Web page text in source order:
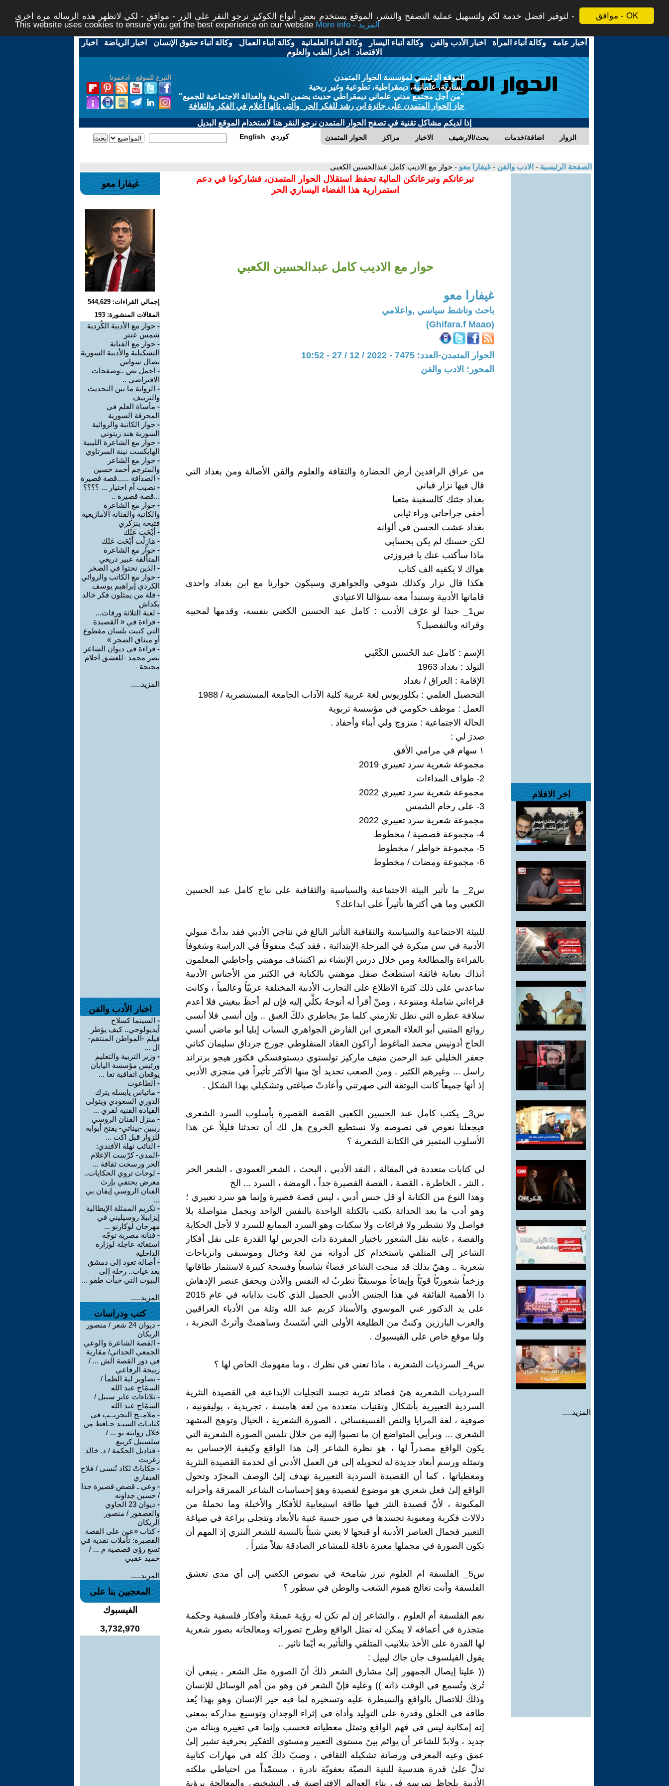
موافق - OK
لتوفير افضل خدمة لكم ولتسهيل عملية التصفح والنشر، الموقع يستخدم بعض أنواع الكوكيز نرجو النقر على الزر - موافق - لكي لاتظهر هذه الرسالة مرة اخرى -
This website uses cookies to ensure you get the best experience on our website
More info - المزيد
أخبار عامة -وكالة أنباء المرأة - اخبار الأدب والفن -وكالة أنباء اليسار -وكالة أنباء العلمانية -وكالة أنباء العمال -وكالة أنباء حقوق الإنسان - اخبار الرياضة - اخبار
الاقتصاد - اخبار الطب والعلوم
التبرع للموقع - ادعمونا
الموقع الرئيسي لمؤسسة الحوار المتمدن
يسارية، علمانية، ديمقراطية، تطوعية وغير ربحية
"من أجل مجتمع مدني علماني ديمقراطي حديث يضمن الحرية والعدالة الاجتماعية للجميع"
حاز الحوار المتمدن على جائزة ابن رشد للفكر الحر والتى نالها أعلام في الفكر والثقافة
إذا لديكم مشاكل تقنية في تصفح الحوار المتمدن نرجو النقر هنا لاستخدام الموقع البديل
الحوار المتمدن مراكز الاخبار بحث/الارشيف اضافة/خدمات الزوار English كوردي
الصفحة الرئيسية - الادب والفن - غيفارا معو - حوار مع الاديب كامل عبدالحسين الكعبي
اخر الافلام
المزيد.....
تبرعاتكم وتبرعاتكن المالية تحفظ استقلال الحوار المتمدن، فشاركونا في دعم
استمرارية هذا الفضاء اليساري الحر
حوار مع الاديب كامل عبدالحسين الكعبي
غيفارا معو
باحث وناشط سياسي ,واعلامي
(Ghifara.f Maao)
الحوار المتمدن-العدد: 7475 - 2022 / 12 / 27 - 10:52
المحور: الادب والفن
من عراق الرافدين أرض الحضارة والثقافة والعلوم والفن الأصالة ومن بغداد التي
قال فيها نزار قباني
بغداد جئتك كالسفينة متعبا
أخفي جراحاتي وراء ثيابي
بغداد عشت الحسن في ألوانه
لكن حسنك لم يكن بحسابي
ماذا سأكتب عنك يا فيروزتي
هواك لا يكفيه الف كتاب
هكذا قال نزار وكذلك شوقي والجواهري وسيكون حوارنا مع ابن بغداد واحدى
قاماتها الأدبية وسنبدأ معه بسؤالنا الاعتيادي
س1_ حبذا لو عرّف الأديب : كامل عبد الحسين الكعبي بنفسه، وقدمها لمحبيه
وقرائه وبالتفصيل؟
الإسم : كامل عبد الحُسين الكَعْبِي
التولد : بغداد 1963
الإقامة : العراق / بغداد
التحصيل العلمي : بكلوريوس لغة عربية كلية الآداب الجامعة المستنصرية / 1988
العمل : موظف حكومي في مؤسسة تربوية
الحالة الاجتماعية : متزوج ولي أبناء وأحفاد .
صدرَ لي :
١ سهام في مرامي الأفق
مجموعة شعرية سرد تعبيري 2019
2- طواف المداءات
مجموعة شعرية سرد تعبيري 2022
3- على رخام الشمس
مجموعة شعرية سرد تعبيري 2022
4- مجموعة قصصية / مخطوط
5- مجموعة خواطر / مخطوط
6- مجموعة ومضات / مخطوط
س2_ ما تأثير البيئة الاجتماعية والسياسية والثقافية على نتاج كامل عبد الحسين
الكعبي وما هي أكثرها تأثيراً على ابداعك؟
للبيئة الاجتماعية والسياسية والثقافية التأثير البالغ في نتاجي الأدبي فقد بدأتْ ميولي
الأدبية في سن مبكرة في المرحلة الإبتدائية ، فقد كنتُ متفوقاً في الدراسة وشغوفاً
بالقراءة والمطالعة ومن خلال درس الإنشاء تم اكتشاف موهبتي وأحاطني المعلمون
آنذاك بعناية فائقة استطعتُ صقل موهبتي بالكتابة في الكثير من الأجناس الأدبية
ساعدني على ذلك كثرة الاطلاع على التجارب الأدبية المختلفة عربيّاً وعالمياً ، وكانت
قراءاتي شاملة ومتنوعة ، ومنْ أقرأ له أتوجهُ بكلِّي إليه فإن لم أحظَ ببغيتي فلا أعدم
سلافة عطره التي تظل تلازمني كلما مرّ بخاطري ذلكَ العبق .. وإن أنسى فلا أنسى
روائع المتنبي أبو العلاء المعري ابن الفارض الجواهري السياب إيليا أبو ماضي أنسي
الحاج أدونيس محمد الماغوط أراكون العقاد المنفلوطي جورج جرداق سليمان كتاني
جعفر الخليلي عبد الرحمن منيف ماركيز تولستوي ديستوفسكي فكتور هيجو برتراند
راسل ... وغيرهم الكثير . ومن الصعب تحديد أيّ منها الأكثر تأثيراً في منجزي الأدبي
إذ أنها جميعاً كانت البوتقة التي صهرتني وأعادتْ صياغتي وتشكيلي بهذا الشكل .
س3_ يكتب كامل عبد الحسين الكعبي القصة القصيرة بأسلوب السرد الشعري
فيجعلنا نغوص في نصوصه ولا نستطيع الخروج هل لك أن تحدثنا قليلاً عن هذا
الأسلوب المتميز في الكتابة الشعرية ؟
لي كتابات متعددة في المقالة ، النقد الأدبي ، البحث ، الشعر العمودي ، الشعر الحر
، النثر ، الخاطرة ، القصة ، القصة القصيرة جداً ، الومضة ، السرد ... الخ
وهذا النوع من الكتابة أو قل جنس أدبي ، ليس قصة قصيرة وإنما هو سرد تعبيري ؛
وهو أدب ما بعد الحداثة يكتب بالكتلة الواحدة بالنفس الواحد وبجمل متواصلة بلا
فواصل ولا تشطير ولا فراغات ولا سكتات وهو السرد الممانع للسرد لا لأجل الحكاية
والقصة ، غايته نقل الشعور باختيار المفردة ذات الجرس لها القدرة على نقل أفكار
الشاعر إلى المتلقي باستخدام كل أدواته من لغة وخيال وموسيقى وانزياحات
شعرية .. وهيّ بذلك قد منحت الشاعر فضاءً شاسعاً وفسحة كبيرة لاستثمار طاقاتها
وزخماً شعوريّاً قويّاً وإيقاعاً موسيقيّاً تطربُ له النفس والأذن ويحقق عنصر الإدهاش
ذا الأهمية الفائقة في هذا الجنس الأدبي الجميل الذي كانت بداياته في عام 2015
على يد الدكتور غني الموسوي والأستاذ كريم عبد الله وثلة من الأدباء العراقيين
والعرب البارزين وكنتُ من الطليعة الأولى التي أسّستْ وساهمتْ وأثرتْ التجربة ،
ولنا موقع خاص على الفيسبوك .
س4_ السرديات الشعرية ، ماذا تعني في نظرك ، وما مفهومك الخاص لها ؟
السرديات الشعرية هيّ قصائد نثرية تجسد التجليات الإبداعية في القصيدة النثرية
السردية التعبيرية بأشكال وتقنيات متعددة من لغة هامسة ، تجريدية ، بوليفونية ،
صوفية ، لغة المرايا والنص الفسيفسائي ، الصورة الشعرية ، الخيال وتوهج المشهد
الشعري ... وبرأيي المتواضع إن ما نصبوا إليه من خلال تلمس الصورة الشعرية التي
يكون الواقع مصدراً لها ، هو نظرة الشاعر إلىٰ هذا الواقع وكيفية الإحساس به
وتمثله ورسم أبعاد جديدة له لتحويله إلى فن العمل الأدبي أي لخدمة القصيدة النثرية
ومعطياتها ، كما أن القصيدة السردية التعبيرية تهدف إلىٰ الوصف المجرّد وتحول
الواقع إلىٰ فعل شعري هو موضوع لقصيدة وهوَ إحساسات الشاعر الممزقة وأحزانه
المكبوتة ، لأنّ قصيدة النثر فيها طاقة استيعابية للأفكار والأخيلة وما تحملهُ من
دلالات فكرية ومعنوية تجسدها في صور حسية غنية بالأبعاد وتتجلى براعة في صياغة
التعبير فجمال العناصر الأدبية أو قبحها لا يعني شيئاً بالنسبة للشعر النثري إذ المهم أن
تكون الصورة في مجملها معبرة ناقلة للمشاعر الصادقة نقلاً مثيراً .
س5_ الفلسفة ام العلوم تبرز شامخة في نصوص الكعبي إلى أي مدى تعشق
الفلسفة وأنت تعالج هموم الشعب والوطن في سطور ؟
نعم الفلسفة أم العلوم ، والشاعر إن لم تكن له رؤية عميقة وأفكار فلسفية وحكمة
متجذرة في أعماقه لا يمكن له تمثل الواقع وطرح تصوراته ومعالجاته بصور شعرية
لها القدرة على الأخذ بتلابيب المتلقي والتأثير به أيّما تاثير ..
يقول الفيلسوف جان جاك ليبيل :
(( علينا إيصال الجمهور إلىٰ مشارق الشعر ذلكَ أنّ الصورة مثل الشعر ، ينبغي أن
تُرىٰ وتُسمع في الوقت ذاته )) وعليه فإنّ الشعر فن وهو من أهم الوسائل للإنسان
وذلكَ للاتصال بالواقع والسيطرة عليه وتسخيره لما فيه خير الإنسان وهو بهذا يُعد
طاقة في الخلق وقدرة علىٰ التوليد وأداة في إثراء الوجدان وتوسيع مداركه بمعنى
إنه إمكانية ليس في فهم الواقع وتمثل معطياته فحسب وإنما في تغييره وبنائه من
جديد ، ولابدّ للشاعر أن يوائم بينَ مستوى التعبير ومستوى التفكير بحرفية تشير إلىٰ
عمق وعيه المعرفي ورصانة تشكيله الثقافي ، وصبّ ذلكَ كله في مهارات كتابية
تدلّ علىٰ قدرة هندسية للبنية النصيّة بعفويّة نادرة ، مستمّداً من احتياطي ملكته
الأدبية بلحاظ تمرسه في بناء العوالم الافتراضية في التشخيص والمعالجة برؤية
غيفارا معو
إجمالي القراءات: 544,629
المقالات المنشورة: 193
- حوار مع الأديبة الكُردية
شمس عنتر
- حوار مع الفنانة
التشكيلية والأديبة السورية
نضال سواس
- أجمل نص ..وصفحات
الافتراضي ..
- الرواية ما بين التحديث
والتزييف
- مأساة العلم في
المحرقة السورية
- حوار الكاتبة والروائية
السورية هند زيتوني
- حوار مع الشاعرة الليبية
الهايكست نينة السرتاوي
- حوار مع الشاعر
والمترجم أحمد حسين
- الصداقة ......قصة قصيرة
- نصيب أم اختيار ... ؟؟؟؟
...قصة قصيرة ..
- حوار مع الشاعرة
والكاتبة والفنانة الأمازيغية
فتيحة بنزكري
- أبْحَث عَنْك
- مَازِلْت أبْحَث عَنْك
- حوار مع الشاعرة
المتألقة عبير دريعي
- الذين نحتوا في الصخر
- حوار مع الكاتب والروائي
الكردي إبراهيم يوسف
- قلة من يمثلون فكر خالد
بكداش
- لعبة الثلاثة ورقات...
- قراءة في « القصيدة
التي كتبت بلسان مقطوع
أو ميثاق الضجر »
- قراءة في ديوان الشاعر
نصر محمد -للعشق أحلام
مجنحة -
المزيد.....
اخبار الأدب والفن
- السينما كسلاح
أيديولوجي.. كيف يؤطر
فيلم -المواطن المنتقم-
ال ...
- وزير التربية والتعليم
ورئيس مؤسسة اليابان
يوقعان اتفاقية تعا ...
- الطاغوت
- ماتياس يايسله يترك
الدوري السعودي ويتولى
القيادة الفنية لفري ...
- منزل الفنان الروسي
ريبين -بيناتي- يفتح أبوابه
للزوار قبل اكت ...
- النائب نهلة الأفندي:
-المدى- كرّست الإعلام
الحر ورسخت ثقافة ...
- لوحات تروي الحكايات..
معرض يحتفي بإرث
الفنان الروسي إيفان بي
...
- تكريم الممثلة الإيطالية
إيزابيلا روسيليني في
مهرجان لوكارنو ...
- فنانة مصرية توجّه
استغاثة عاجلة لوزارة
الداخلية
- أصالة تعود إلى دمشق
بعد غياب.. رحلة إلى
البيوت التي خبأت طفو ...
المزيد.....
كتب ودراسات
-
ديوان 24 شعر / منصور
الريكان
- القصة الشاعرة والوعي
الجمعي الحداثي/ مقاربة
في دور القصة الش ... /
ربيحة الرفاعي
- تصاوير لية الظمأ /
السمّاح عبد الله
- ثلاثاءات عابر سبيل /
السمّاح عبد الله
- ملامــح التجريــب في
كتابـات السيـد حـافظ من
خلال روايته يو ... /
سلسبيل كريبع
- قناديل الحكمة / د. خالد
زغريت
- حكاياتْ تَكاد تُنسى / فلاح
العيفاري
- وعي ـ قصص قصيرة جدا
/ حسين جداونه
-
ديوان 23 الحاوي
والعصفور / منصور
الريكان
-كتاب «عين على القصة
القصيرة: تأملات نقدية في
تسع رؤى قصصية م ... /
حميد عقبي
المزيد.....
المعجبين بنا على
الفيسبوك
3,732,970